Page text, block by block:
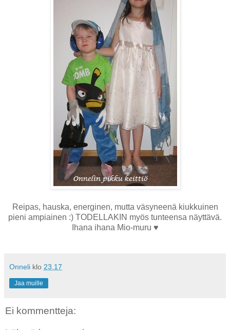
Reipas, hauska, energinen, mutta väsyneenä kiukkuinen
pieni ampiainen :) TODELLAKIN myös tunteensa näyttävä.
Ihana ihana Mio-muru ♥
Onneli klo 23.17
Jaa muille
Ei kommentteja: